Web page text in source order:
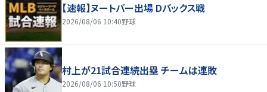
【速報】ヌートバー出場 Dバックス戦
2026/08/06 10:40野球
村上が21試合連続出塁 チームは連敗
2026/08/06 10:50野球